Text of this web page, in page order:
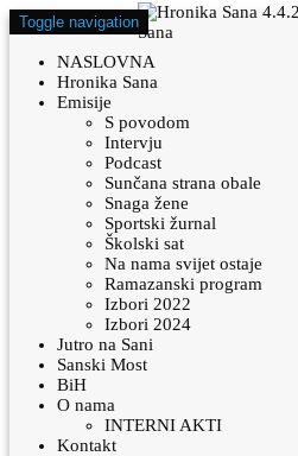
Toggle navigation
NASLOVNA
Hronika Sana
Emisije
S povodom
Intervju
Podcast
Sunčana strana obale
Snaga žene
Sportski žurnal
Školski sat
Na nama svijet ostaje
Ramazanski program
Izbori 2022
Izbori 2024
Jutro na Sani
Sanski Most
BiH
O nama
INTERNI AKTI
Kontakt